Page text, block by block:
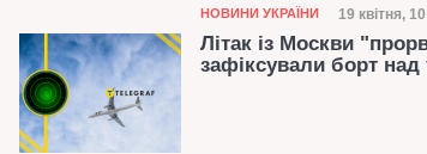
Категорія
НОВИНИ УКРАЇНИ Дата
19 квітня,
Літак із Москви
зафіксували борт